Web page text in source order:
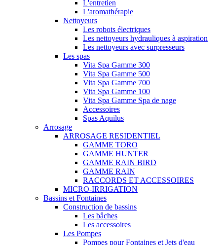
L'entretien
L'aromathérapie
Nettoyeurs
Les robots électriques
Les nettoyeurs hydrauliques à aspiration
Les nettoyeurs avec surpresseurs
Les spas
Vita Spa Gamme 300
Vita Spa Gamme 500
Vita Spa Gamme 700
Vita Spa Gamme 100
Vita Spa Gamme Spa de nage
Accessoires
Spas Aquilus
Arrosage
ARROSAGE RESIDENTIEL
GAMME TORO
GAMME HUNTER
GAMME RAIN BIRD
GAMME RAIN
RACCORDS ET ACCESSOIRES
MICRO-IRRIGATION
Bassins et Fontaines
Construction de bassins
Les bâches
Les accessoires
Les Pompes
Pompes pour Fontaines et Jets d'eau